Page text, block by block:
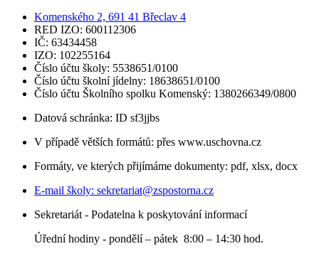
Komenského 2, 691 41 Břeclav 4
RED IZO: 600112306
IČ: 63434458
IZO: 102255164
Číslo účtu školy: 5538651/0100
Číslo účtu školní jídelny: 18638651/0100
Číslo účtu Školního spolku Komenský: 1380266349/0800
Datová schránka: ID sf3jjbs
V případě větších formátů: přes www.uschovna.cz
Formáty, ve kterých přijímáme dokumenty: pdf, xlsx, docx
E-mail školy: sekretariat@zspostorna.cz
Sekretariát - Podatelna k poskytování informací
Úřední hodiny - pondělí – pátek 8:00 – 14:30 hod.